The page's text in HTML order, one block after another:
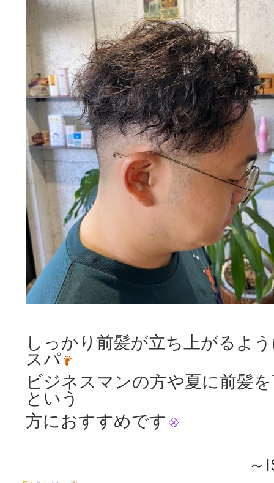
しっかり前髪が立ち上がるよ
スパ
ビジネスマンの方や夏に前髪
という
方におすすめです
～ISSEI